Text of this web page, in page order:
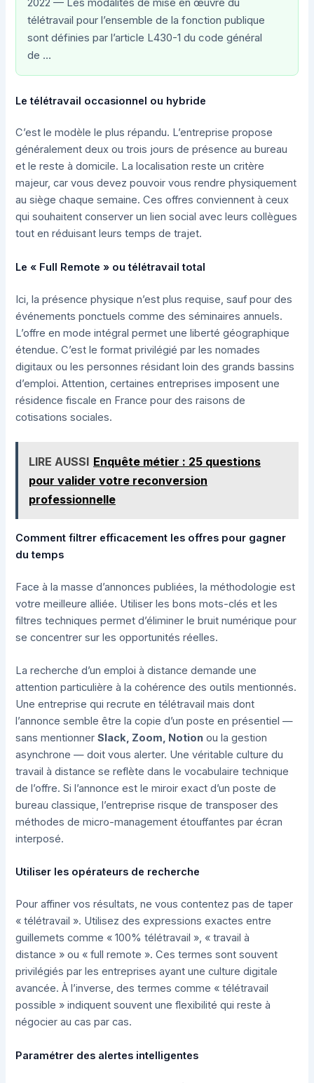
télétravail pour l’ensemble de la fonction publique
sont définies par l’article L430-1 du code général
de …
Le télétravail occasionnel ou hybride
C’est le modèle le plus répandu. L’entreprise propose
généralement deux ou trois jours de présence au bureau
et le reste à domicile. La localisation reste un critère
majeur, car vous devez pouvoir vous rendre physiquement
au siège chaque semaine. Ces offres conviennent à ceux
qui souhaitent conserver un lien social avec leurs collègues
tout en réduisant leurs temps de trajet.
Le « Full Remote » ou télétravail total
Ici, la présence physique n’est plus requise, sauf pour des
événements ponctuels comme des séminaires annuels.
L’offre en mode intégral permet une liberté géographique
étendue. C’est le format privilégié par les nomades
digitaux ou les personnes résidant loin des grands bassins
d’emploi. Attention, certaines entreprises imposent une
résidence fiscale en France pour des raisons de
cotisations sociales.
LIRE AUSSI Enquête métier : 25 questions
pour valider votre reconversion
professionnelle
Comment filtrer efficacement les offres pour gagner
du temps
Face à la masse d’annonces publiées, la méthodologie est
votre meilleure alliée. Utiliser les bons mots-clés et les
filtres techniques permet d’éliminer le bruit numérique pour
se concentrer sur les opportunités réelles.
La recherche d’un emploi à distance demande une
attention particulière à la cohérence des outils mentionnés.
Une entreprise qui recrute en télétravail mais dont
l’annonce semble être la copie d’un poste en présentiel —
sans mentionnerSlack, Zoom, Notion ou la gestion
asynchrone — doit vous alerter. Une véritable culture du
travail à distance se reflète dans le vocabulaire technique
de l’offre. Si l’annonce est le miroir exact d’un poste de
bureau classique, l’entreprise risque de transposer des
méthodes de micro-management étouffantes par écran
interposé.
Utiliser les opérateurs de recherche
Pour affiner vos résultats, ne vous contentez pas de taper
« télétravail ». Utilisez des expressions exactes entre
guillemets comme « 100% télétravail », « travail à
distance » ou « full remote ». Ces termes sont souvent
privilégiés par les entreprises ayant une culture digitale
avancée. À l’inverse, des termes comme « télétravail
possible » indiquent souvent une flexibilité qui reste à
négocier au cas par cas.
Paramétrer des alertes intelligentes